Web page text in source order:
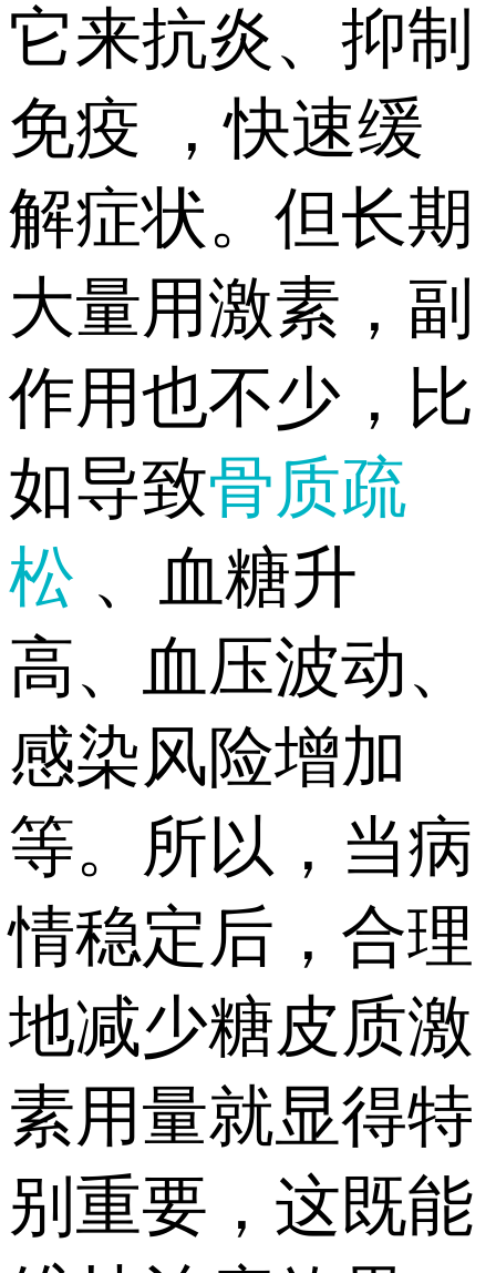
它来抗炎、抑制
免疫 ，快速缓
解症状。但长期
大量用激素，副
作用也不少，比
如导致骨质疏
松 、血糖升
高、血压波动、
感染风险增加
等。所以，当病
情稳定后，合理
地减少糖皮质激
素用量就显得特
别重要，这既能